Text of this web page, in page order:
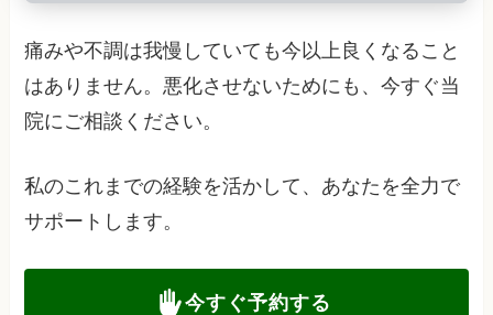
痛みや不調は我慢していても今以上良くなること
はありません。悪化させないためにも、今すぐ当
院にご相談ください。
私のこれまでの経験を活かして、あなたを全力で
サポートします。
今すぐ予約する